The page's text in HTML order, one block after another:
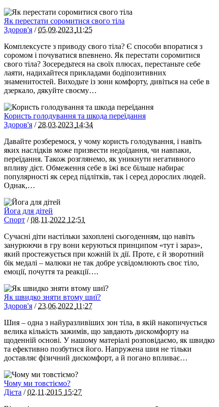
Як перестати соромитися свого тіла
Здоров'я /05.09.2023 11:25
Комплексуєте з приводу свого тіла? Є способи впоратися з
соромом і почуватися впевнено. Як перестати соромитися
свого тіла? Зосередьтеся на своїх плюсах, перестаньте себе
лаяти, надихайтеся прикладами бодіпозитивних
знаменитостей. Виходьте із зони комфорту, дивіться на себе в
дзеркало, дякуйте своєму…
Користь голодування та шкода переїдання
Здоров'я / 28.03.2023 14:34
Давайте розберемося, у чому користь голодування, і навіть
яких наслідків може призвести недоїдання, чи навпаки,
переїдання. Також розглянемо, як уникнути негативного
впливу дієт. Обмеження себе в їжі все більше набирає
популярності як серед підлітків, так і серед дорослих людей.
Однак,…
Йога для дітей
Спорт /08.11.2022 12:51
Сучасні діти настільки захоплені сьогоденням, що навіть
занурюючи в гру вони керуються принципом «тут і зараз»,
який простежується при кожній їх дії. Проте, є й зворотний
бік медалі – малюки не так добре усвідомлюють своє тіло,
емоції, почуття та реакції….
Як швидко зняти втому шиї?
Здоров'я / 23.06.2022 11:27
Шия – одна з найуразливіших зон тіла, в якій накопичується
велика кількість зажимів, що завдають дискомфорту на
щоденній основі. У нашому матеріалі розповідаємо, як швидко
та ефективно позбутися його. Напружена шия не тільки
доставляє фізичний дискомфорт, а й погано впливає…
Чому ми товстіємо?
Дієта /02.11.2015 15:27